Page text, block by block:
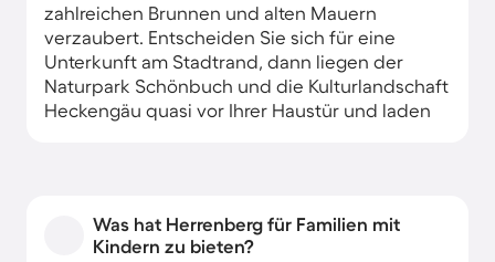
zahlreichen Brunnen und alten Mauern
verzaubert. Entscheiden Sie sich für eine
Unterkunft am Stadtrand, dann liegen der
Naturpark Schönbuch und die Kulturlandschaft
Heckengäu quasi vor Ihrer Haustür und laden
Was hat Herrenberg für Familien mit
Kindern zu bieten?